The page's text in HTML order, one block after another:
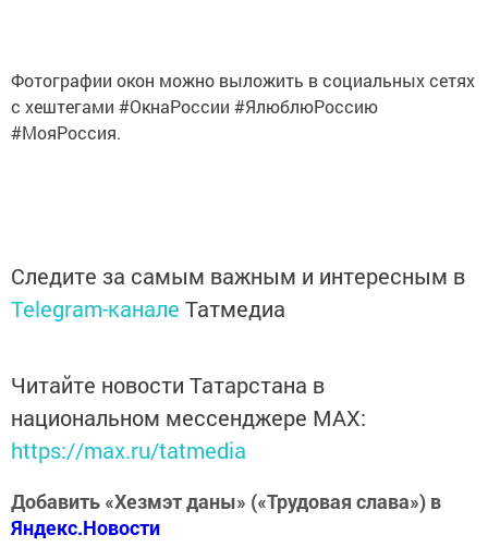
Фотографии окон можно выложить в социальных сетях
с хештегами #ОкнаРоссии #ЯлюблюРоссию
#МояРоссия.
Следите за самым важным и интересным в
Telegram-канале Татмедиа
Читайте новости Татарстана в
национальном мессенджере MАХ:
https://max.ru/tatmedia
Добавить «Хезмэт даны» («Трудовая слава») в
Яндекс.Новости